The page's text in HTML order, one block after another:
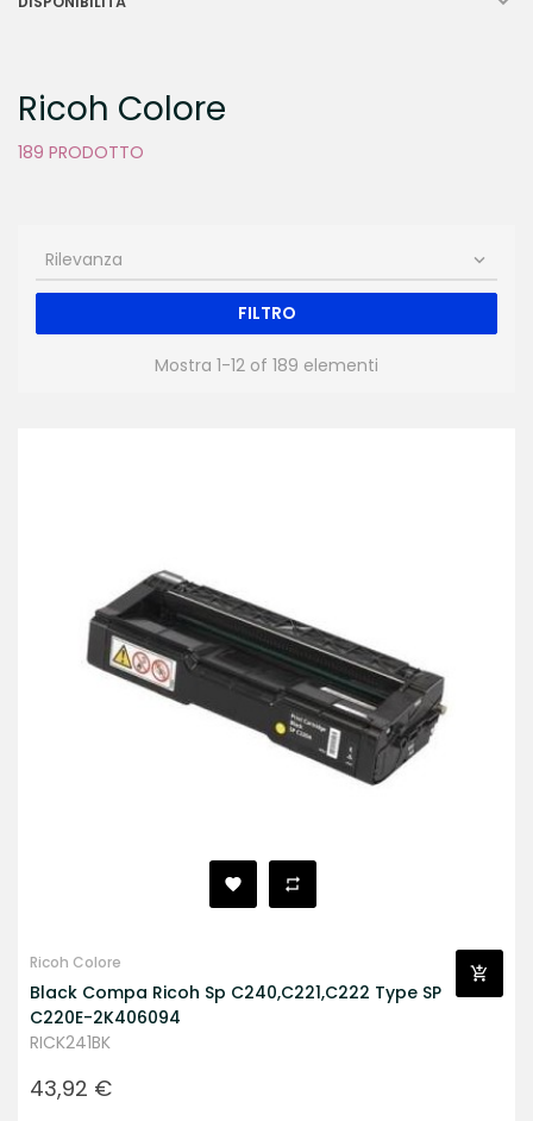
Ricoh Colore
189 PRODOTTO
Rilevanza 
FILTRO
Mostra 1-12 of 189 elementi
Ricoh Colore
Black Compa Ricoh Sp C240,C221,C222 Type SP
C220E-2K406094
RICK241BK
Prezzo
43,92 €